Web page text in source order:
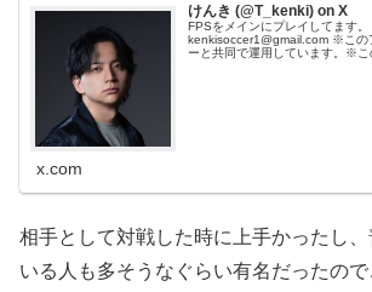
けんき (@T_kenki) on X
FPSをメインにプレイしてます
kenkisoccer1@gmail.com ※この
ーと共同で運用しています。※こ
x.com
相手として対戦した時に上手かったし
いる人も多そうなぐらい有名だったの